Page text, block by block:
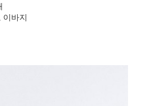
이바지